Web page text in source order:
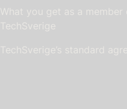
What you get as a member
TechSverige
TechSverige’s standard